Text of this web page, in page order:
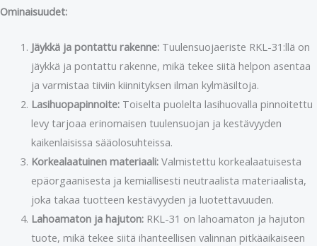
Ominaisuudet:
Jäykkä ja pontattu rakenne:Tuulensuojaeriste RKL-31:llä on
jäykkä ja pontattu rakenne, mikä tekee siitä helpon asentaa
ja varmistaa tiiviin kiinnityksen ilman kylmäsiltoja.
Lasihuopapinnoite:Toiselta puolelta lasihuovalla pinnoitettu
levy tarjoaa erinomaisen tuulensuojan ja kestävyyden
kaikenlaisissa sääolosuhteissa.
Korkealaatuinen materiaali:Valmistettu korkealaatuisesta
epäorgaanisesta ja kemiallisesti neutraalista materiaalista,
joka takaa tuotteen kestävyyden ja luotettavuuden.
Lahoamaton ja hajuton:RKL-31 on lahoamaton ja hajuton
tuote, mikä tekee siitä ihanteellisen valinnan pitkäaikaiseen